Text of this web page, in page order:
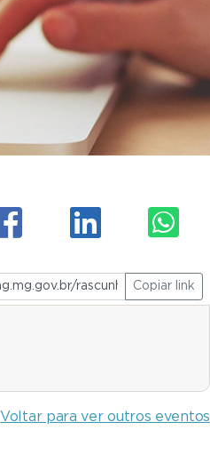
Copiar link
Voltar para ver outros eventos